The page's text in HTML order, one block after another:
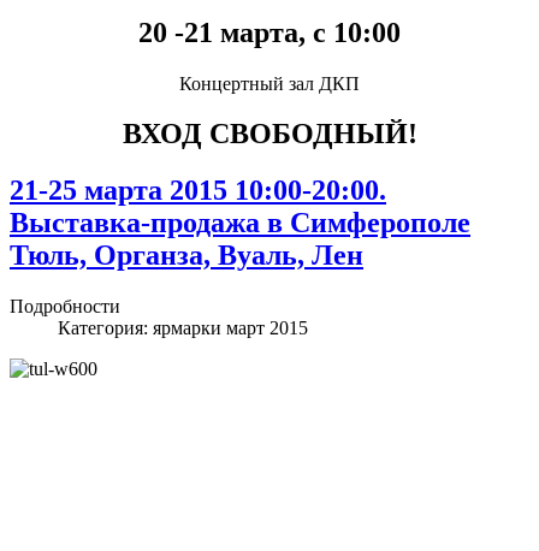
20 -21 марта, с 10:00
Концертный зал ДКП
ВХОД СВОБОДНЫЙ!
21-25 марта 2015 10:00-20:00.
Выставка-продажа в Симферополе
Тюль, Органза, Вуаль, Лен
Подробности
Категория: ярмарки март 2015